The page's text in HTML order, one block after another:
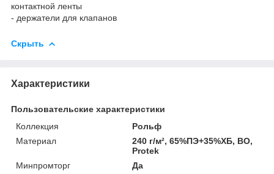
контактной ленты
- держатели для клапанов
Скрыть
Характеристики
Пользовательские характеристики
Коллекция
Рольф
Материал
240 г/м², 65%ПЭ+35%ХБ, ВО,
Protek
Минпромторг
Да